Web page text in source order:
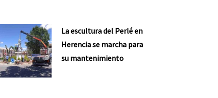
La escultura del Perlé en
Herencia se marcha para
su mantenimiento